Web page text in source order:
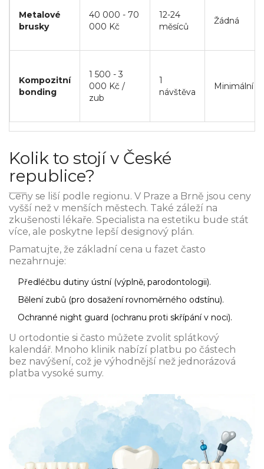
Metalové
brusky
40 000 - 70
000 Kč
12-24
měsíců
Žádná
Kompozitní
bonding
1 500 - 3
000 Kč /
zub
1
návštěva
Minimální
Kolik to stojí v České
republice?
Ceny se liší podle regionu. V Praze a Brně jsou ceny
vyšší než v menších městech. Také záleží na
zkušenosti lékaře. Specialista na estetiku bude stát
více, ale poskytne lepší designový plán.
Pamatujte, že základní cena u fazet často
nezahrnuje:
Předléčbu dutiny ústní (výplně, parodontologii).
Bělení zubů (pro dosažení rovnoměrného odstínu).
Ochranné night guard (ochranu proti skřípání v noci).
U ortodontie si často můžete zvolit splátkový
kalendář. Mnoho klinik nabízí platbu po částech
bez navýšení, což je výhodnější než jednorázová
platba vysoké sumy.